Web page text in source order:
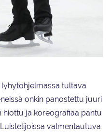
tultava
onkin panostettu juuri
hiottu ja koreografiaa pantu
valmentautuva